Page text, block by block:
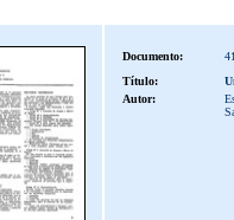
Documento:
Título:
Autor: